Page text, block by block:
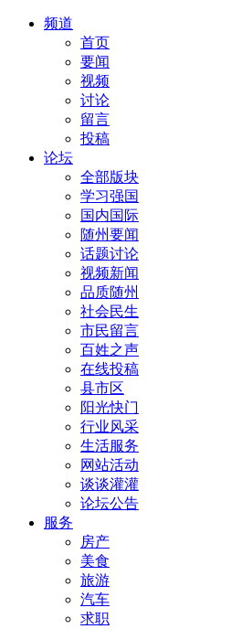
频道
首页
要闻
视频
讨论
留言
投稿
论坛
全部版块
学习强国
国内国际
随州要闻
话题讨论
视频新闻
品质随州
社会民生
市民留言
百姓之声
在线投稿
县市区
阳光快门
行业风采
生活服务
网站活动
谈谈灌灌
论坛公告
服务
房产
美食
旅游
汽车
求职